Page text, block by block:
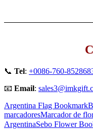
📞 Tel: +0086-760-
📧 Email:
Argentina Flag Bookmark
marcadoresMarcador de
ArgentinaSebo Flower